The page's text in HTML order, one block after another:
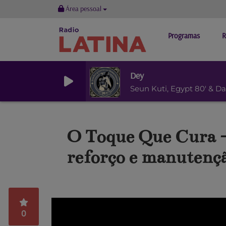
Área pessoal
Programas
Dey
Seun Kuti, Egypt 80' &
O Toque Que Cura
reforço e
0